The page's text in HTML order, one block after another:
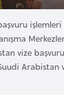
vize
Arabistan